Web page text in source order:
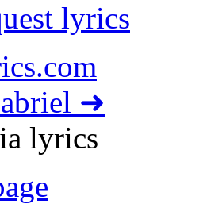
lyrics
➜
lyrics